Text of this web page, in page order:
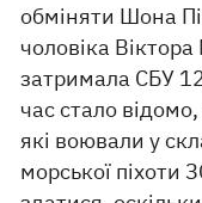
обміняти Шона
чоловіка
затримала СБУ
час стало
які воювали у
морської піхоти